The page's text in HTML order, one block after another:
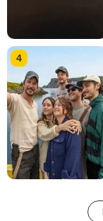
4